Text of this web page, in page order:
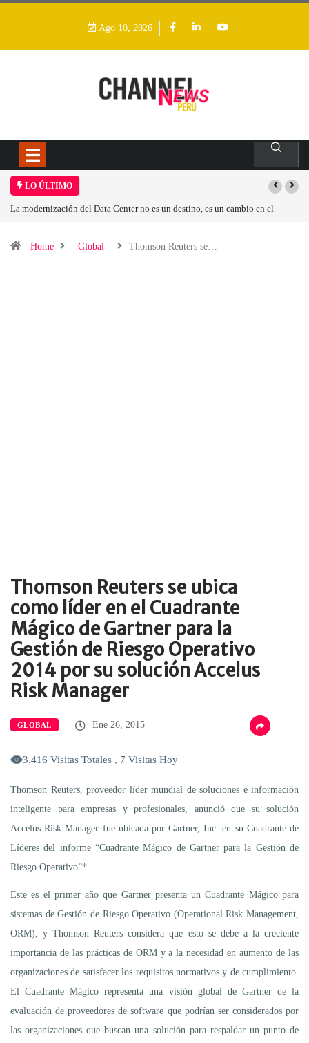
Ago 10, 2026
LO ÚLTIMO
es un cambio en el Los ingresos por semiconductores aumentarán
Home Global Thomson Reuters se…
Thomson Reuters se ubica
como líder en el Cuadrante
Mágico de Gartner para la
Gestión de Riesgo Operativo
2014 por su solución Accelus
Risk Manager
GLOBAL Ene 26, 2015
3.416 Visitas Totales , 7 Visitas Hoy
Thomson Reuters, proveedor líder mundial de soluciones e información
inteligente para empresas y profesionales, anunció que su solución
Accelus Risk Manager fue ubicada por Gartner, Inc. en su Cuadrante de
Líderes del informe “Cuadrante Mágico de Gartner para la Gestión de
Riesgo Operativo”*.
Este es el primer año que Gartner presenta un Cuadrante Mágico para
sistemas de Gestión de Riesgo Operativo (Operational Risk Management,
ORM), y Thomson Reuters considera que esto se debe a la creciente
importancia de las prácticas de ORM y a la necesidad en aumento de las
organizaciones de satisfacer los requisitos normativos y de cumplimiento.
El Cuadrante Mágico representa una visión global de Gartner de la
evaluación de proveedores de software que podrían ser considerados por
las organizaciones que buscan una solución para respaldar un punto de